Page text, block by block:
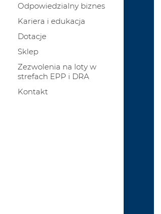
Odpowiedzialny biznes
Kariera i edukacja
Dotacje
Sklep
Zezwolenia na loty w
strefach EPP i DRA
Kontakt